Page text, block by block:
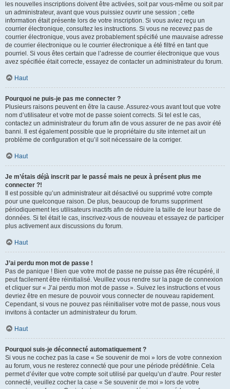
les nouvelles inscriptions doivent être activées, soit par vous-même ou soit par
un administrateur, avant que vous puissiez ouvrir une session ; cette
information était présente lors de votre inscription. Si vous aviez reçu un
courrier électronique, consultez les instructions. Si vous ne recevez pas de
courrier électronique, vous avez probablement spécifié une mauvaise adresse
de courrier électronique ou le courrier électronique a été filtré en tant que
pourriel. Si vous êtes certain que l’adresse de courrier électronique que vous
avez spécifiée était correcte, essayez de contacter un administrateur du forum.
Haut
Pourquoi ne puis-je pas me connecter ?
Plusieurs raisons peuvent en être la cause. Assurez-vous avant tout que votre
nom d’utilisateur et votre mot de passe soient corrects. Si tel est le cas,
contactez un administrateur du forum afin de vous assurer de ne pas avoir été
banni. Il est également possible que le propriétaire du site internet ait un
problème de configuration et qu’il soit nécessaire de la corriger.
Haut
Je m’étais déjà inscrit par le passé mais ne peux à présent plus me
connecter ?!
Il est possible qu’un administrateur ait désactivé ou supprimé votre compte
pour une quelconque raison. De plus, beaucoup de forums suppriment
périodiquement les utilisateurs inactifs afin de réduire la taille de leur base de
données. Si tel était le cas, inscrivez-vous de nouveau et essayez de participer
plus activement aux discussions du forum.
Haut
J’ai perdu mon mot de passe !
Pas de panique ! Bien que votre mot de passe ne puisse pas être récupéré, il
peut facilement être réinitialisé. Veuillez vous rendre sur la page de connexion
et cliquer sur « J’ai perdu mon mot de passe ». Suivez les instructions et vous
devriez être en mesure de pouvoir vous connecter de nouveau rapidement.
Cependant, si vous ne pouvez pas réinitialiser votre mot de passe, nous vous
invitons à contacter un administrateur du forum.
Haut
Pourquoi suis-je déconnecté automatiquement ?
Si vous ne cochez pas la case « Se souvenir de moi » lors de votre connexion
au forum, vous ne resterez connecté que pour une période prédéfinie. Cela
permet d’éviter que votre compte soit utilisé par quelqu’un d’autre. Pour rester
connecté, veuillez cocher la case « Se souvenir de moi » lors de votre